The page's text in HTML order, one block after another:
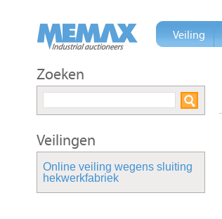
Zoeken
Veilingen
Online veiling wegens sluiting
hekwerkfabriek
Veiling